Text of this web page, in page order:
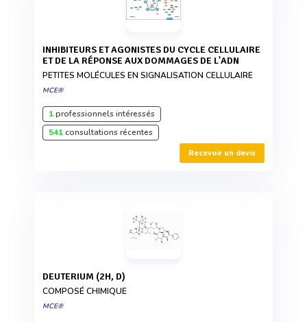
INHIBITEURS ET AGONISTES DU CYCLE CELLULAIRE
ET DE LA RÉPONSE AUX DOMMAGES DE L'ADN
PETITES MOLÉCULES EN SIGNALISATION CELLULAIRE
MCE®
1professionnels intéressés
541consultations récentes
Recevoir un devis
DEUTERIUM (2H, D)
COMPOSÉ CHIMIQUE
MCE®